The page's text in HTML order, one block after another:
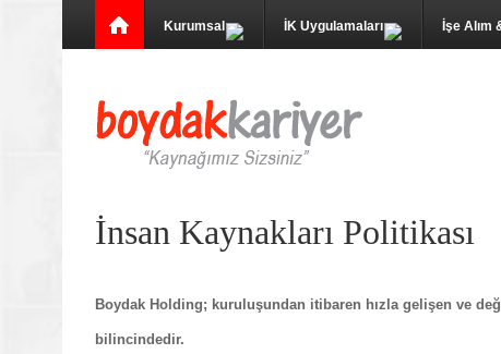
Kurumsal İK Uygulamaları İşe Alım
İnsan Kaynakları Politikası
Boydak Holding; kuruluşundan itibaren hızla gelişen ve
bilincindedir.